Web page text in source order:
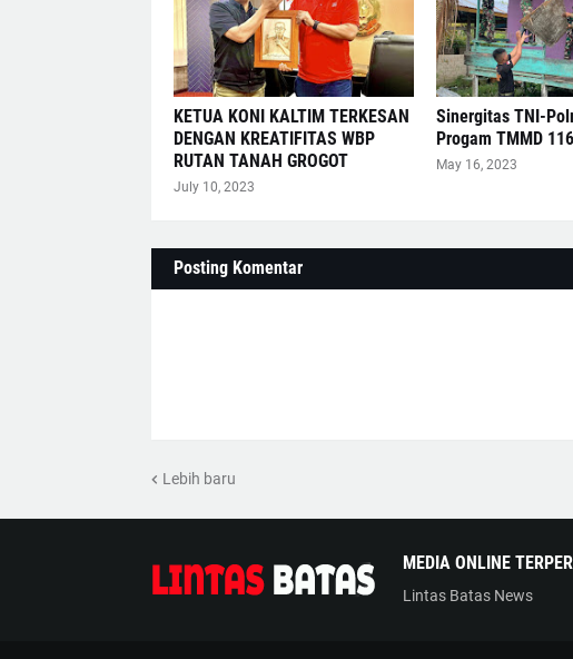
KETUA KONI KALTIM TERKESAN
DENGAN KREATIFITAS WBP
RUTAN TANAH GROGOT
July 10, 2023
Sinergitas TNI-
Progam TMMD
May 16, 2023
Posting Komentar
Lebih baru
MEDIA ONLINE
Lintas Batas News